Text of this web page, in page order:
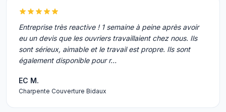
Entreprise très reactive ! 1 semaine à peine après avoir
eu un devis que les ouvriers travaillaient chez nous. Ils
sont sérieux, aimable et le travail est propre. Ils sont
également disponible pour r…
EC M.
Charpente Couverture Bidaux